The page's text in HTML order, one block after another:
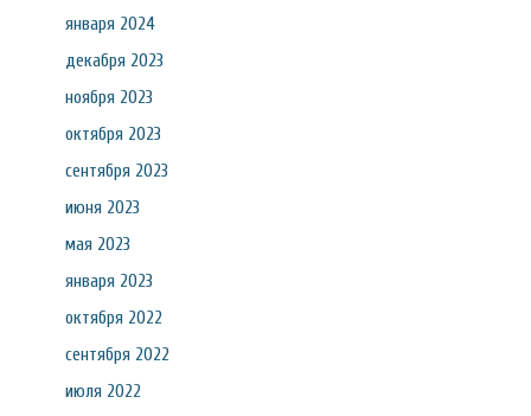
января 2024
декабря 2023
ноября 2023
октября 2023
сентября 2023
июня 2023
мая 2023
января 2023
октября 2022
сентября 2022
июля 2022